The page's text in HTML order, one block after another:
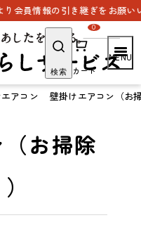
員情報の引き継ぎをお願いい
検索 カート
0
アコン 壁掛けエアコン（お
お掃除